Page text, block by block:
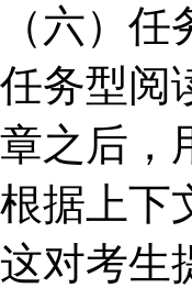
（六）
任务型阅
章之后，
根据上下
这对考生